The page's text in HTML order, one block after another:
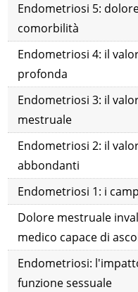
Endometriosi 5:
comorbilità
Endometriosi 4: il
profonda
Endometriosi 3: il
mestruale
Endometriosi 2: il
abbondanti
Endometriosi 1: i
Dolore mestruale
medico capace di
Endometriosi:
funzione sessuale